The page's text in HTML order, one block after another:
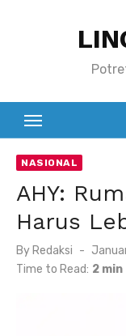
NASIONAL
AHY:
Harus
By Redaksi
on
Time to Read: 2 min